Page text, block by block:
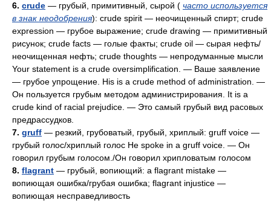
6. crude — грубый, примитивный, сырой ( часто используется
в знак неодобрения): crude spirit — неочищенный спирт; crude
expression — грубое выражение; crude drawing — примитивный
рисунок; crude facts — голые факты; crude oil — сырая нефть/
неочищенная нефть; crude thoughts — непродуманные мысли
Your statement is a crude oversimplification. — Ваше заявление
— грубое упрощение. His is a crude method of administration. —
Он пользуется грубым методом администрирования. It is a
crude kind of racial prejudice. — Это самый грубый вид расовых
предрассудков.
7. gruff — резкий, грубоватый, грубый, хриплый: gruff voice —
грубый голос/хриплый голос Не spoke in a gruff voice. — Он
говорил грубым голосом./Он говорил хрипловатым голосом
8. flagrant — грубый, вопиющий: a flagrant mistake —
вопиющая ошибка/грубая ошибка; flagrant injustice —
вопиющая несправедливость